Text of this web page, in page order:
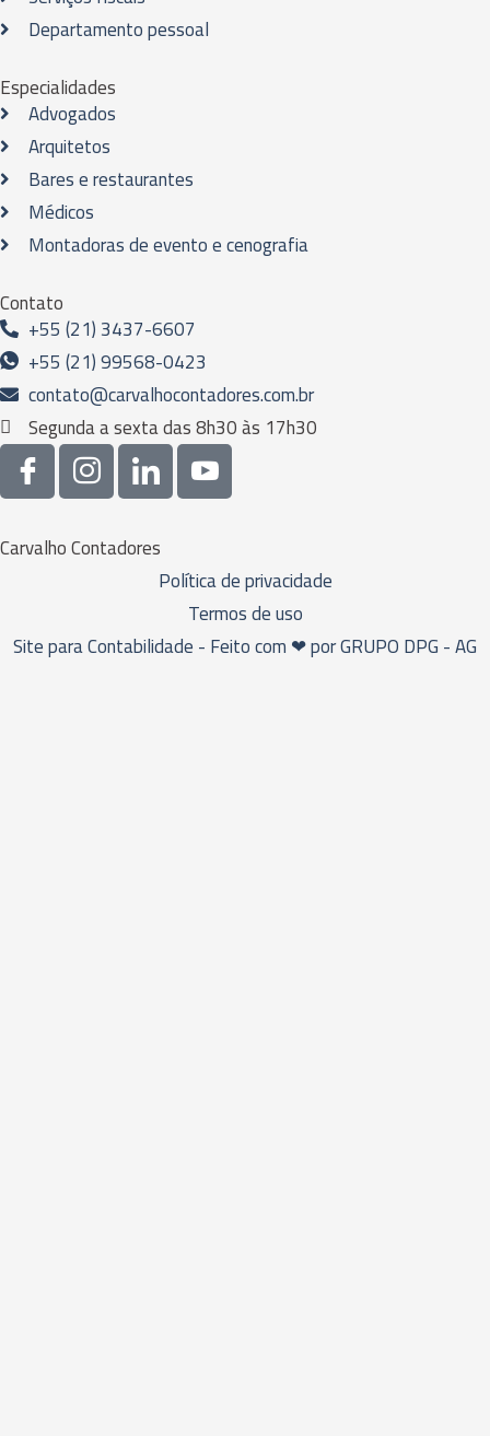
Departamento pessoal
Especialidades
Advogados
Arquitetos
Bares e restaurantes
Médicos
Montadoras de evento e cenografia
Contato
+55 (21) 3437-6607
+55 (21) 99568-0423
contato@carvalhocontadores.com.br
Segunda a sexta das 8h30 às 17h30
Carvalho Contadores
Política de privacidade
Termos de uso
Site para Contabilidade - Feito com ❤ por GRUPO DPG - AG